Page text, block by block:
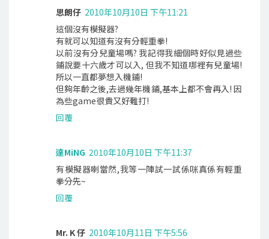
思朗仔 2010年10月10日 下午11:21
這個沒有模擬器?
有就可以知道有沒有分輕重拳!
以前沒有分兒童場嗎? 我記得我細個時好似見過些
鋪說要十六歲才可以入, 但我不知道哪裡有兒童場!
所以一直都夢想入機鋪!
但夠年齡之後,去過幾年機鋪,基本上都不會再入! 因
為些game很貴又好難打!
回覆
達MiNG 2010年10月10日 下午11:37
有模擬器喇當然,我等一陣試一試係咪真係有輕重
拳分先~
回覆
Mr. K 仔 2010年10月11日 下午5:56